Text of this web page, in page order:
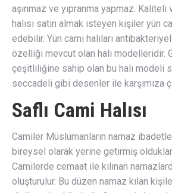
aşınmaz ve yıpranma yapmaz. Kaliteli
halısı satın almak isteyen kişiler yün
edebilir. Yün cami halıları
özelliği mevcut olan halı modelleridir.
çeşitliliğine sahip olan bu halı modeli
seccadeli gibi desenler ile karşımıza
Saflı Cami Halısı
Camiler Müslümanların namaz
bireysel olarak yerine getirmiş
Camilerde cemaat ile kılınan
oluşturulur. Bu düzen namaz kılan